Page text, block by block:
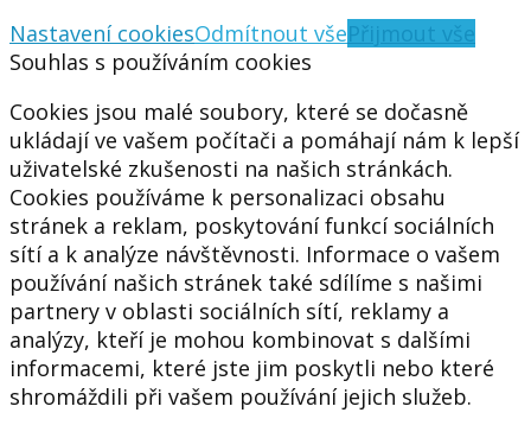
Nastavení cookiesOdmítnout všePřijmout vše
Souhlas s používáním cookies
Cookies jsou malé soubory, které se dočasně
ukládají ve vašem počítači a pomáhají nám k lepší
uživatelské zkušenosti na našich stránkách.
Cookies používáme k personalizaci obsahu
stránek a reklam, poskytování funkcí sociálních
sítí a k analýze návštěvnosti. Informace o vašem
používání našich stránek také sdílíme s našimi
partnery v oblasti sociálních sítí, reklamy a
analýzy, kteří je mohou kombinovat s dalšími
informacemi, které jste jim poskytli nebo které
shromáždili při vašem používání jejich služeb.